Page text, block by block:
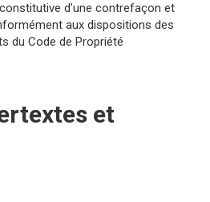
d’une contrefaçon et
aux dispositions des
du Code de Propriété
et